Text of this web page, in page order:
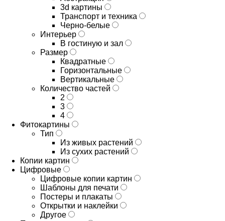
3d картины
Транспорт и техника
Черно-белые
Интерьер
В гостиную и зал
Размер
Квадратные
Горизонтальные
Вертикальные
Количество частей
2
3
4
Фитокартины
Тип
Из живых растений
Из сухих растений
Копии картин
Цифровые
Цифровые копии картин
Шаблоны для печати
Постеры и плакаты
Открытки и наклейки
Другое